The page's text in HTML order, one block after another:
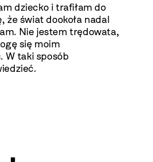
dziecko i trafiłam do
że świat dookoła nadal
Nie jestem trędowata,
się moim
W taki sposób